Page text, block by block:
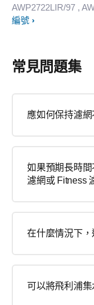
AWP2722LIR/97 ,
編號
常見問題集
應如何保持濾
如果預期長時
濾網或 Fitness
在什麼情況下
可以將飛利浦集